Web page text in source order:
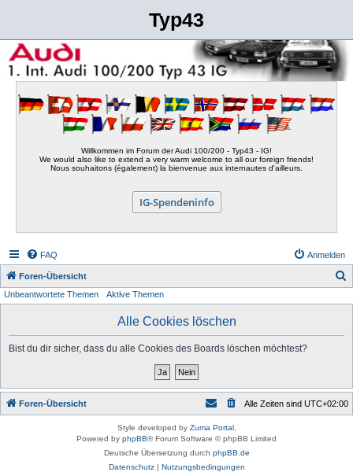
Typ43
Willkommen im Forum der Audi 100/200 - Typ43 - IG!
We would also like to extend a very warm welcome to all our foreign friends!
Nous souhaitons (également) la bienvenue aux internautes d'ailleurs.
IG-Spendeninfo
FAQ Anmelden
Foren-Übersicht
Unbeantwortete Themen Aktive Themen
Alle Cookies löschen
Bist du dir sicher, dass du alle Cookies des Boards löschen möchtest?
Foren-Übersicht Alle Zeiten sind UTC+02:00
Style developed by Zuma Portal,
Powered by phpBB® Forum Software © phpBB Limited
Deutsche Übersetzung durch phpBB.de
Datenschutz| Nutzungsbedingungen